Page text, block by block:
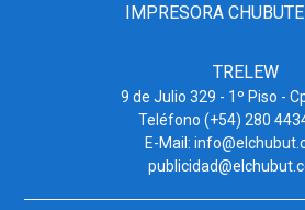
IMPRESORA
TRELEW
9 de Julio 329 - 1º Piso -
Teléfono (+54) 280
E-Mail: